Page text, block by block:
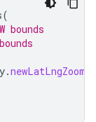
(
bounds
.newLatLngZoom